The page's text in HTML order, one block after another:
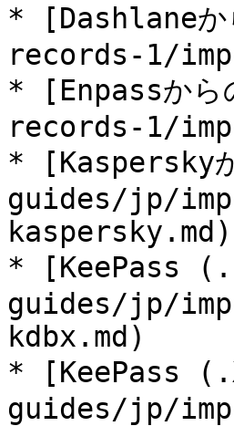
* [Dashlane
records-1/
* [Enpassか
records-1/
* [Kaspersky
guides/jp/
kaspersky.md)
* [KeePass
guides/jp/
kdbx.md)
* [KeePass
guides/jp/